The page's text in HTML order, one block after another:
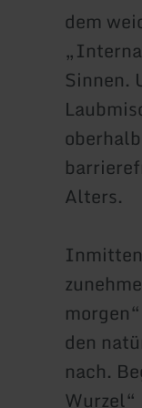
dem
Sinnen.
Alters.
den
nach.